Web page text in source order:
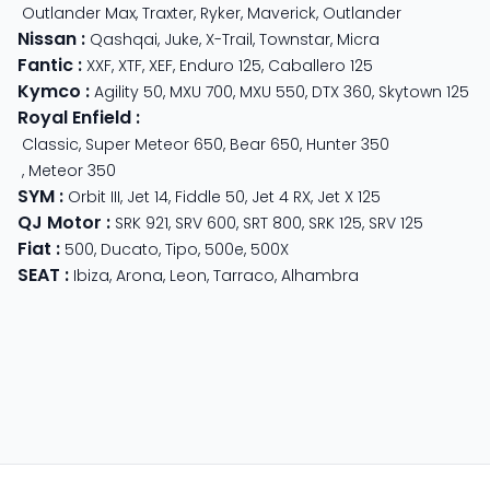
Outlander Max, Traxter, Ryker, Maverick, Outlander
Nissan : Qashqai, Juke, X-Trail, Townstar, Micra
Fantic : XXF, XTF, XEF, Enduro 125, Caballero 125
Kymco : Agility 50, MXU 700, MXU 550, DTX 360, Skytown 125
Royal Enfield :
Classic, Super Meteor 650, Bear 650, Hunter 350
, Meteor 350
SYM : Orbit III, Jet 14, Fiddle 50, Jet 4 RX, Jet X 125
QJ Motor : SRK 921, SRV 600, SRT 800, SRK 125, SRV 125
Fiat : 500, Ducato, Tipo, 500e, 500X
SEAT : Ibiza, Arona, Leon, Tarraco, Alhambra